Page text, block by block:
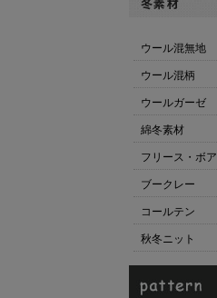
ウール混無地
ウール混柄
ウールガーゼ
綿冬素材
フリース・ボア
ブークレー
コールテン
秋冬ニット